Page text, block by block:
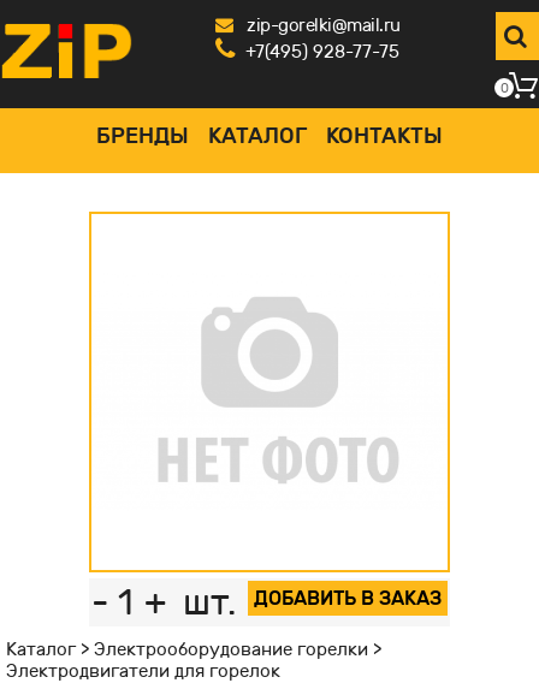
zip-gorelki@mail.ru
+7(495) 928-77-75
БРЕНДЫ КАТАЛОГ КОНТАКТЫ
0
- 1 + шт. ДОБАВИТЬ В ЗАКАЗ
Каталог> Электрооборудование горелки >
Электродвигатели для горелок